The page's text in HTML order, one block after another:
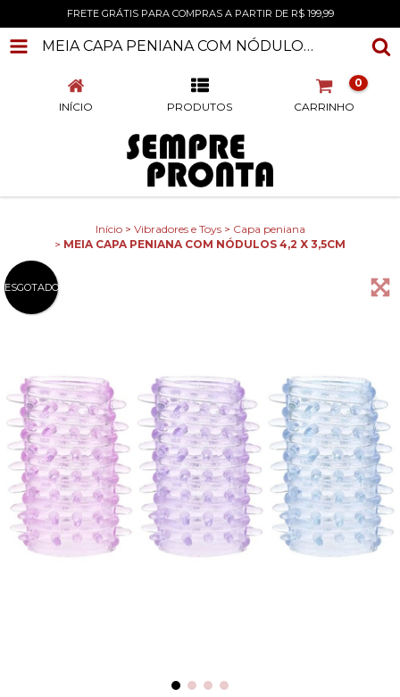
FRETE GRÁTIS PARA COMPRAS A PARTIR DE R$ 199,99
MEIA CAPA PENIANA COM NÓDULOS 4,2 X 3,5CM
INÍCIO PRODUTOS CARRINHO
0
Início > Vibradores e Toys > Capa peniana
> MEIA CAPA PENIANA COM NÓDULOS 4,2 X 3,5CM
ESGOTADO